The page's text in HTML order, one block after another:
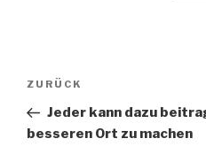
Beitragsnavigation
Vorheriger
Beitrag
ZURÜCK
Jeder kann dazu
besseren Ort zu machen